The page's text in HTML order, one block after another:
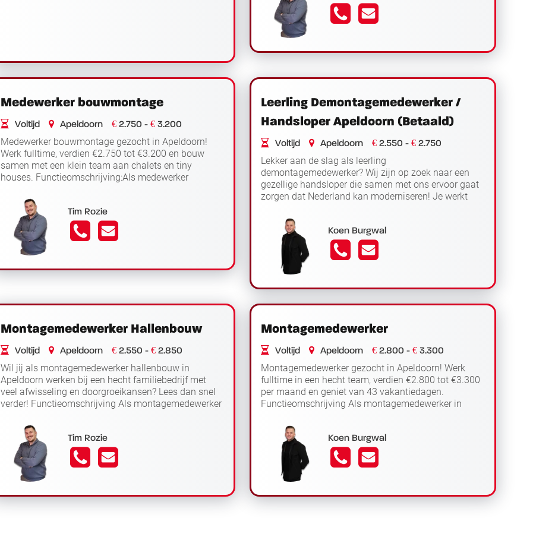
Medewerker bouwmontage
Voltijd Apeldoorn €2.750 - €3.200
Medewerker bouwmontage gezocht in Apeldoorn!
Werk fulltime, verdien €2.750 tot €3.200 en bouw
samen met een klein team aan chalets en tiny
houses. Functieomschrijving:Als medewerker
verder
Tim Rozie
Leerling Demontagemedewerker /
Handsloper Apeldoorn (Betaald)
Voltijd Apeldoorn € 2.550 -€ 2.750
Lekker aan de slag als leerling
demontagemedewerker? Wij zijn op zoek naar een
gezellige handsloper die samen met ons ervoor gaat
zorgen dat Nederland kan moderniseren! Je werkt
verder
Koen Burgwal
Montagemedewerker Hallenbouw
Voltijd Apeldoorn €2.550 - €2.850
Wil jij als montagemedewerker hallenbouw in
Apeldoorn werken bij een hecht familiebedrijf met
veel afwisseling en doorgroeikansen? Lees dan snel
verder! Functieomschrijving Als montagemedewerker
Tim Rozie
Montagemedewerker
Voltijd Apeldoorn € 2.800 -€ 3.300
Montagemedewerker gezocht in Apeldoorn! Werk
fulltime in een hecht team, verdien €2.800 tot €3.300
per maand en geniet van 43 vakantiedagen.
Functieomschrijving Als montagemedewerker in
Koen Burgwal